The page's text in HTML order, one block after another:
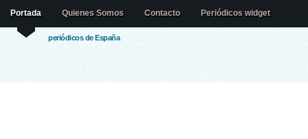
periódicos de España
Portada Quienes Somos Contacto Periódicos widget